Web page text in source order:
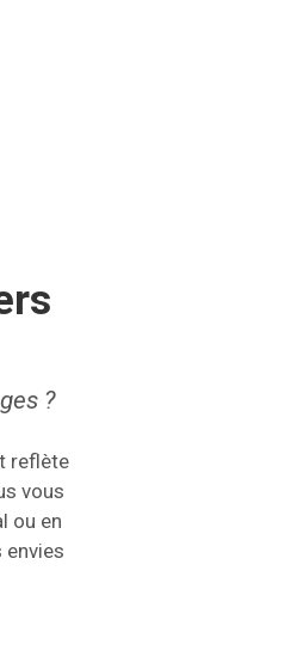
?
reflète
vous
ou en